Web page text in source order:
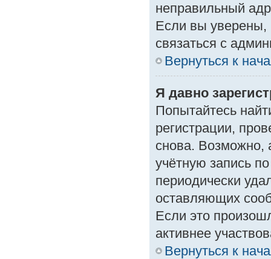
неправильный
Если вы уверены,
связаться с
Вернуться к
Я давно
Попытайтесь
регистрации,
снова. Возможно,
учётную запись
периодически
оставляющих
Если это
активнее
Вернуться к